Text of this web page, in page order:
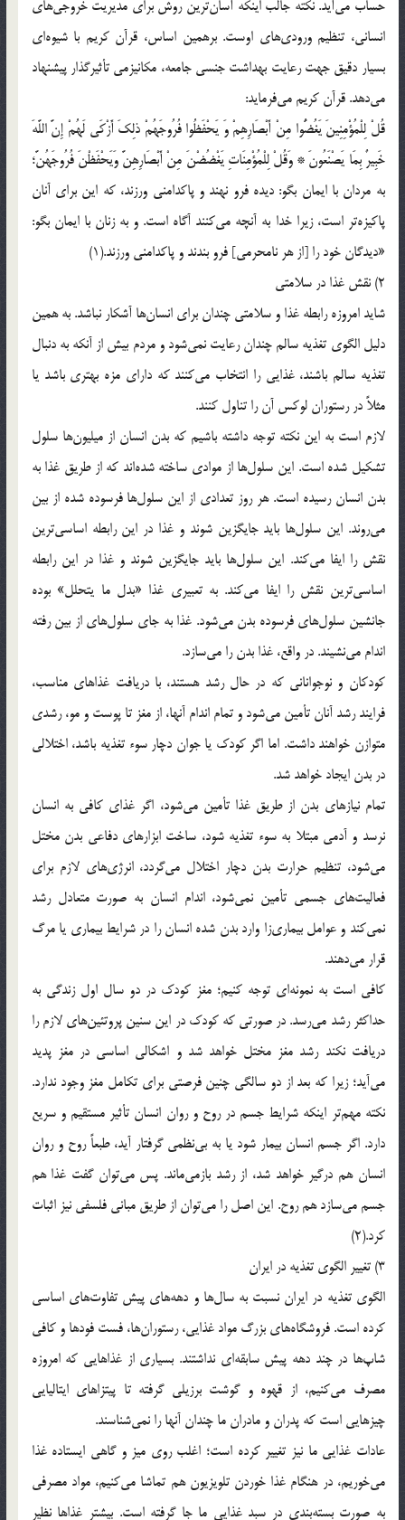
حساب می‌آید. نکته جالب اینکه آسان‌ترین روش برای مدیریت خروجی‌های
انسانی، تنظیم ورودی‌های اوست. برهمین اساس، قرآن کریم با شیوه‌ای
بسیار دقیق جهت رعایت بهداشت جنسی جامعه، مکانیزمی تأثیرگذار پیشنهاد
می‌دهد. قرآن کریم می‌فرماید:
قُلْ لِلْمُؤْمِنِینَ یَغُضُّوا مِنْ أَبْصَارِهِمْ وَ یَحْفَظُوا فُرُوجَهُمْ ذلِکَ أَزْکَى لَهُمْ إِنَّ اللَّهَ
خَبِیرٌ بِمَا یَصْنَعُونَ‌ * وَقُلْ لِلْمُؤْمِنَاتِ یَغْضُضْنَ مِنْ أَبْصَارِهِنَّ وَیَحْفَظْنَ فُرُوجَهُنَّ؛
به مردان با ایمان بگو: دیده فرو نهند و پاكدامنى ورزند، كه این براى آنان
پاكیزه‌تر است، زیرا خدا به آنچه مى‌كنند آگاه است. و به زنان با ایمان بگو:
«دیدگان خود را [از هر نامحرمى] فرو بندند و پاكدامنى ورزند.(1)
2) نقش غذا در سلامتی
شاید امروزه رابطه غذا و سلامتی چندان برای انسان‌ها آشکار نباشد. به همین
دلیل الگوی تغذیه سالم چندان رعایت نمی‌شود و مردم بیش از آنکه به دنبال
تغذیه سالم باشند، غذایی را انتخاب می‌کنند که دارای مزه بهتری باشد یا
مثلاً در رستوران لوکس آن را تناول کنند.
لازم است به این نکته توجه داشته باشیم که بدن انسان از میلیون‌ها سلول
تشکیل شده است. این سلول‌ها از موادی ساخته شده‌اند که از طریق غذا به
بدن انسان رسیده است. هر روز تعدادی از این سلول‌ها فرسوده شده از بین
می‌روند. این سلول‌ها باید جایگزین شوند و غذا در این رابطه اساسی‌ترین
نقش را ایفا می‌کند. این سلول‌ها باید جایگزین شوند و غذا در این رابطه
اساسی‌ترین نقش را ایفا می‌کند. به تعبیری غذا «بدل ما یتحلل» بوده
جانشین سلول‌های فرسوده بدن می‌شود. غذا به جای سلول‌های از بین رفته
اندام می‌نشیند. در واقع، غذا بدن را می‌سازد.
کودکان و نوجوانانی که در حال رشد هستند، با دریافت غذاهای مناسب،
فرایند رشد آنان تأمین می‌شود و تمام اندام آنها، از مغز تا پوست و مو، رشدی
متوازن خواهند داشت. اما اگر کودک یا جوان دچار سوء تغذیه باشد، اختلالی
در بدن ایجاد خواهد شد.
تمام نیازهای بدن از طریق غذا تأمین می‌شود، اگر غذای کافی به انسان
نرسد و آدمی مبتلا به سوء تغذیه شود، ساخت ابزارهای دفاعی بدن مختل
می‌شود، تنظیم حرارت بدن دچار اختلال می‌گردد، انرژی‌های لازم برای
فعالیت‌های جسمی تأمین نمی‌شود، اندام انسان به صورت متعادل رشد
نمی‌کند و عوامل بیماری‌زا وارد بدن شده انسان را در شرایط بیماری یا مرگ
قرار می‌دهند.
کافی است به نمونه‌ای توجه کنیم؛ مغز کودک در دو سال اول زندگی به
حداکثر رشد می‌رسد. در صورتی که کودک در این سنین پروتئین‌های لازم را
دریافت نکند رشد مغز مختل خواهد شد و اشکالی اساسی در مغز پدید
می‌آید؛ زیرا که بعد از دو سالگی چنین فرصتی برای تکامل مغز وجود ندارد.
نکته مهم‌تر اینکه شرایط جسم در روح و روان انسان تأثیر مستقیم و سریع
دارد. اگر جسم انسان بیمار شود یا به بی‌نظمی گرفتار آید، طبعاً روح و روان
انسان هم درگیر خواهد شد، از رشد بازمی‌ماند. پس می‌توان گفت غذا هم
جسم می‌سازد هم روح. این اصل را می‌توان از طریق مبانی فلسفی نیز اثبات
کرد.(2)
3) تغییر الگوی تغذیه در ایران
الگوی تغذیه در ایران نسبت به سال‌ها و دهه‌های پیش تفاوت‌های اساسی
کرده است. فروشگاه‌های بزرگ مواد غذایی، رستوران‌ها، فست فودها و کافی
شاپ‌ها در چند دهه پیش سابقه‌ای نداشتند. بسیاری از غذاهایی که امروزه
مصرف می‌کنیم، از قهوه و گوشت برزیلی گرفته تا پیتزاهای ایتالیایی
چیزهایی است که پدران و مادران ما چندان آنها را نمی‌شناسند.
عادات غذایی ما نیز تغییر کرده است؛ اغلب روی میز و گاهی ایستاده غذا
می‌خوریم، در هنگام غذا خوردن تلویزیون هم تماشا می‌کنیم، مواد مصرفی
به صورت بسته‌بندی در سبد غذایی ما جا گرفته است. بیشتر غذاها نظیر